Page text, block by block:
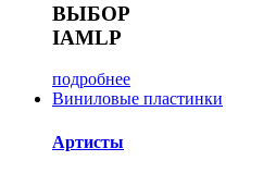
ВЫБОР
IAMLP
подробнее
Виниловые пластинки
Артисты